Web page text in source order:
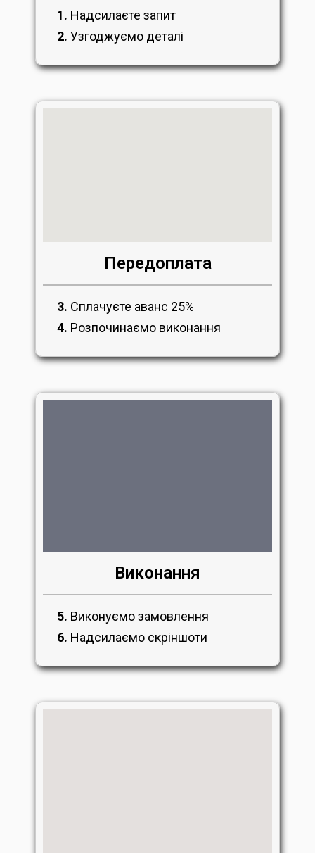
1. Надсилаєте запит
2. Узгоджуємо деталі
Передоплата
3. Сплачуєте аванс 25%
4. Розпочинаємо виконання
Виконання
5. Виконуємо замовлення
6. Надсилаємо скріншоти